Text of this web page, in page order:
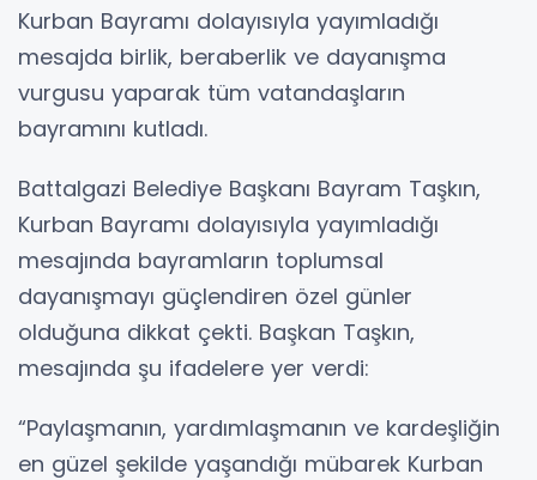
Kurban Bayramı dolayısıyla yayımladığı
mesajda birlik, beraberlik ve dayanışma
vurgusu yaparak tüm vatandaşların
bayramını kutladı.
Battalgazi Belediye Başkanı Bayram Taşkın,
Kurban Bayramı dolayısıyla yayımladığı
mesajında bayramların toplumsal
dayanışmayı güçlendiren özel günler
olduğuna dikkat çekti. Başkan Taşkın,
mesajında şu ifadelere yer verdi:
“Paylaşmanın, yardımlaşmanın ve kardeşliğin
en güzel şekilde yaşandığı mübarek Kurban